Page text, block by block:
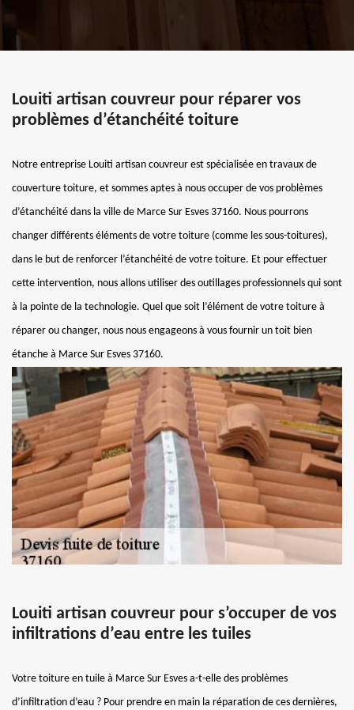
Louiti artisan couvreur pour réparer vos
problèmes d’étanchéité toiture
Notre entreprise Louiti artisan couvreur est spécialisée en travaux de
couverture toiture, et sommes aptes à nous occuper de vos problèmes
d’étanchéité dans la ville de Marce Sur Esves 37160. Nous pourrons
changer différents éléments de votre toiture (comme les sous-toitures),
dans le but de renforcer l’étanchéité de votre toiture. Et pour effectuer
cette intervention, nous allons utiliser des outillages professionnels qui sont
à la pointe de la technologie. Quel que soit l’élément de votre toiture à
réparer ou changer, nous nous engageons à vous fournir un toit bien
étanche à Marce Sur Esves 37160.
Louiti artisan couvreur pour s’occuper de vos
infiltrations d’eau entre les tuiles
Votre toiture en tuile à Marce Sur Esves a-t-elle des problèmes
d’infiltration d’eau ? Pour prendre en main la réparation de ces dernières,